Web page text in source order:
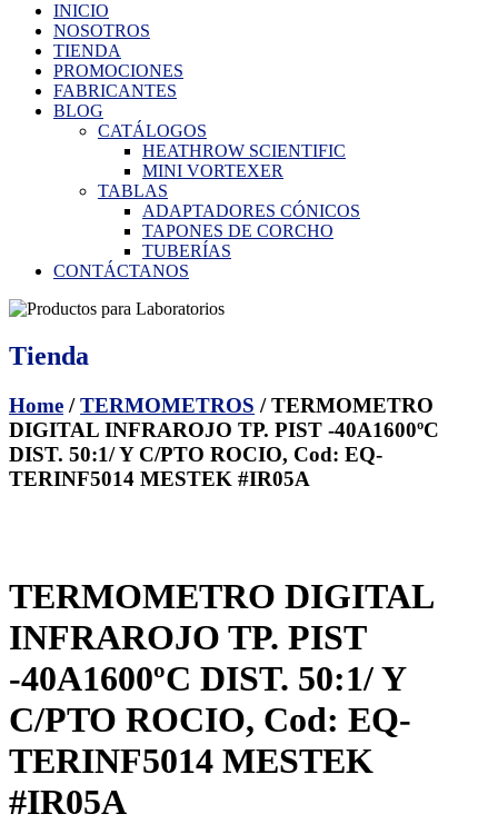
INICIO
NOSOTROS
TIENDA
PROMOCIONES
FABRICANTES
BLOG
CATÁLOGOS
HEATHROW SCIENTIFIC
MINI VORTEXER
TABLAS
ADAPTADORES CÓNICOS
TAPONES DE CORCHO
TUBERÍAS
CONTÁCTANOS
Tienda
Home /TERMOMETROS / TERMOMETRO
DIGITAL INFRAROJO TP. PIST -40A1600ºC
DIST. 50:1/ Y C/PTO ROCIO, Cod: EQ-
TERINF5014 MESTEK #IR05A
TERMOMETRO DIGITAL
INFRAROJO TP. PIST
-40A1600ºC DIST. 50:1/ Y
C/PTO ROCIO, Cod: EQ-
TERINF5014 MESTEK
#IR05A